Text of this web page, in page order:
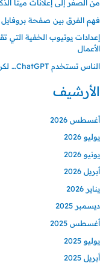
من الصفر إلى إعلانات ميتا
فهم الفرق بين صفحة بروفايل
إعدادات يوتيوب الخفية التي
الأعمال
الناس تستخدم ChatGPT… لكن الفلوس الحقيقية في الـ API 🤯
الأرشيف
أغسطس 2026
يوليو 2026
يونيو 2026
أبريل 2026
يناير 2026
ديسمبر 2025
أغسطس 2025
يوليو 2025
أبريل 2025